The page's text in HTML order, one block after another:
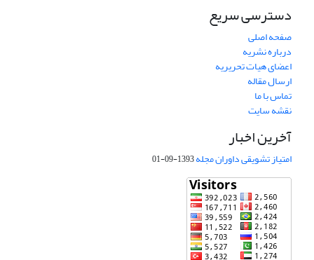
دسترسی سریع
صفحه اصلی
درباره نشریه
اعضای هیات تحریریه
ارسال مقاله
تماس با ما
نقشه سایت
آخرین اخبار
امتیاز تشویقی داوران مجله1393-09-01